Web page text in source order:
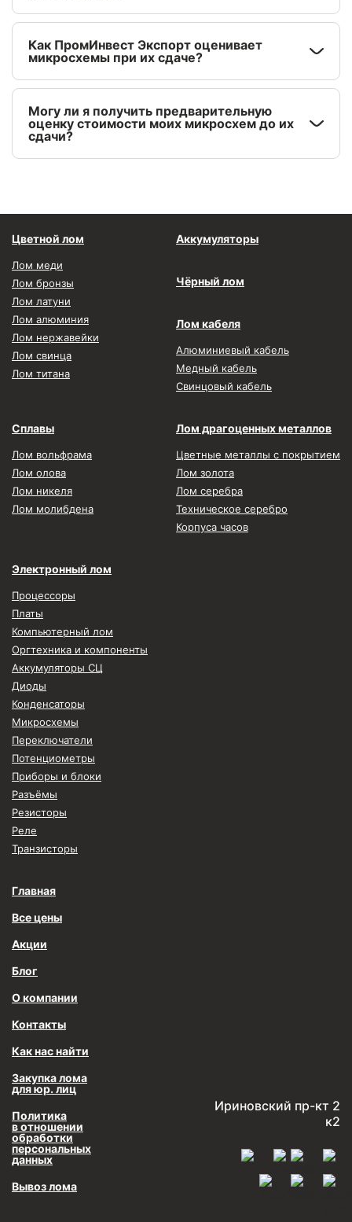
Как ПромИнвест Экспорт оценивает
микросхемы при их сдаче?
Могу ли я получить предварительную
оценку стоимости моих микросхем до их
сдачи?
Цветной лом
Лом меди
Лом бронзы
Лом латуни
Лом алюминия
Лом нержавейки
Лом свинца
Лом титана
Аккумуляторы
Чёрный лом
Лом кабеля
Алюминиевый кабель
Медный кабель
Свинцовый кабель
Сплавы
Лом вольфрама
Лом олова
Лом никеля
Лом молибдена
Лом драгоценных металлов
Цветные металлы с покрытием
Лом золота
Лом серебра
Техническое серебро
Корпуса часов
Электронный лом
Процессоры
Платы
Компьютерный лом
Оргтехника и компоненты
Аккумуляторы СЦ
Диоды
Конденсаторы
Микросхемы
Переключатели
Потенциометры
Приборы и блоки
Разъёмы
Резисторы
Реле
Транзисторы
Главная
Все цены
Акции
Блог
О компании
Контакты
Как нас найти
Закупка лома
для юр. лиц
Политика
в отношении
обработки
персональных
данных
Вывоз лома
Ириновский пр-кт 2
к2